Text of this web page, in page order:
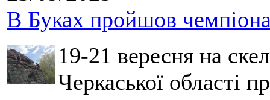
В Буках пройшов
19-21 вересня на
Черкаської області